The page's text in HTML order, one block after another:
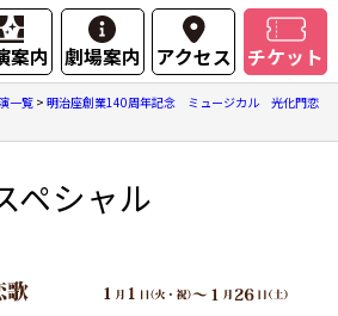
案内 劇場案内 アクセス チケット
一覧 > 明治座創業140周年記念 ミュージカル 光化門恋
ペシャル